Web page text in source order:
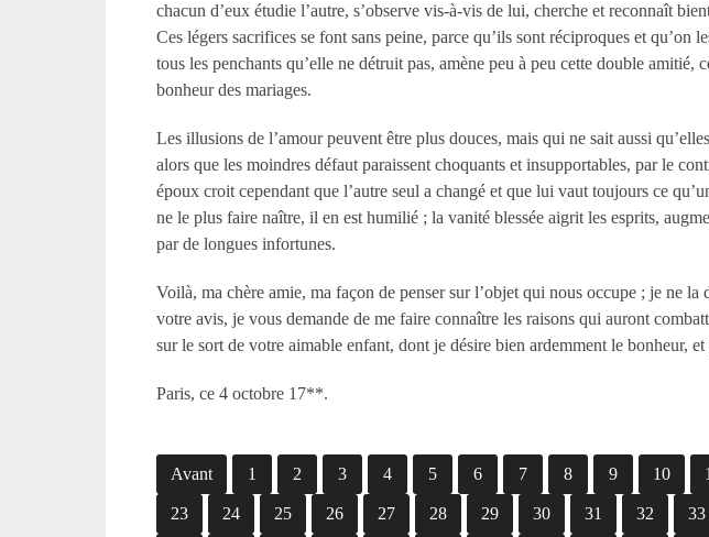
chacun d’eux étudie l’autre, s’observe vis-à-vis de lui, cherche et reconnaît
Ces légers sacrifices se font sans peine, parce qu’ils sont réciproques et
tous les penchants qu’elle ne détruit pas, amène peu à peu cette double
bonheur des mariages.
Les illusions de l’amour peuvent être plus douces, mais qui ne sait aussi
alors que les moindres défaut paraissent choquants et insupportables, par le
époux croit cependant que l’autre seul a changé et que lui vaut toujours ce
ne le plus faire naître, il en est humilié ; la vanité blessée aigrit les esprits,
par de longues infortunes.
Voilà, ma chère amie, ma façon de penser sur l’objet qui nous occupe ; je ne
votre avis, je vous demande de me faire connaître les raisons qui auront
sur le sort de votre aimable enfant, dont je désire bien ardemment le bonheur,
Paris, ce 4 octobre 17**.
Avant 1 2 3 4 5 6 7 8 9 10
23 24 25 26 27 28 29 30 31 32 33